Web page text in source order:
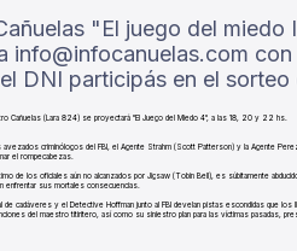
"El juego del
info@infocanuelas.com
DNI participás en el
Cañuelas (Lara 824) se proyectará "El Juego del Miedo 4", a las 18, 20 y 22 hs.
criminólogos del FBI, el Agente Strahm (Scott Patterson) y la Agente
el rompecabezas.
de los oficiales aún no alcanzados por Jigsaw (Tobin Bell), es súbitamente
enfrentar sus mortales consecuencias.
de cadáveres y el Detective Hoffman junto al FBI develan pistas escondidas que
del maestro titiritero, así como su siniestro plan para las víctimas pasadas,